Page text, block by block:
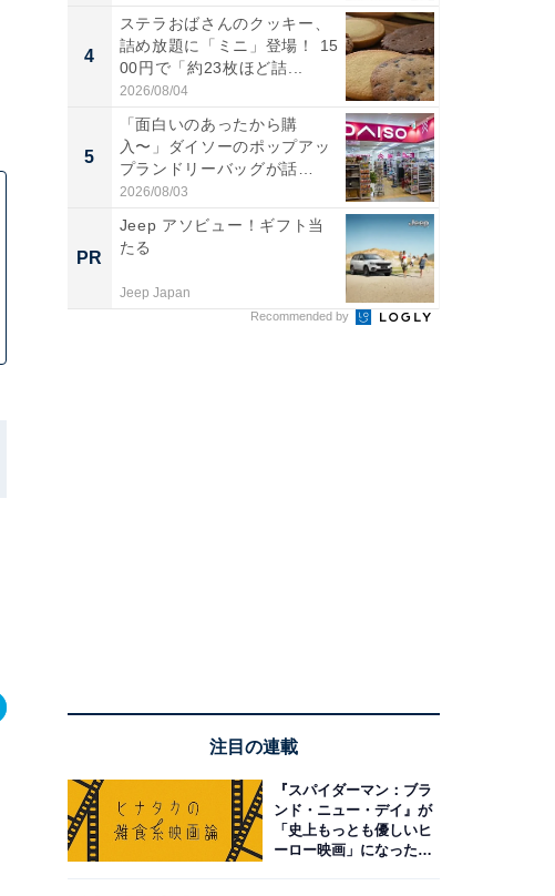
4
ステラおばさんのクッキー、
詰め放題に「ミニ」登場！ 15
00円で「約23枚ほど詰...
2026/08/04
5
「面白いのあったから購
入〜」ダイソーのポップアッ
プランドリーバッグが話
題。“さま...
2026/08/03
PR
Jeep アソビュー！ギフト当
たる
Jeep Japan
Recommended by
注目の連載
『スパイダーマン：ブラ
ンド・ニュー・デイ』が
「史上もっとも優しいヒ
ーロー映画」になった理